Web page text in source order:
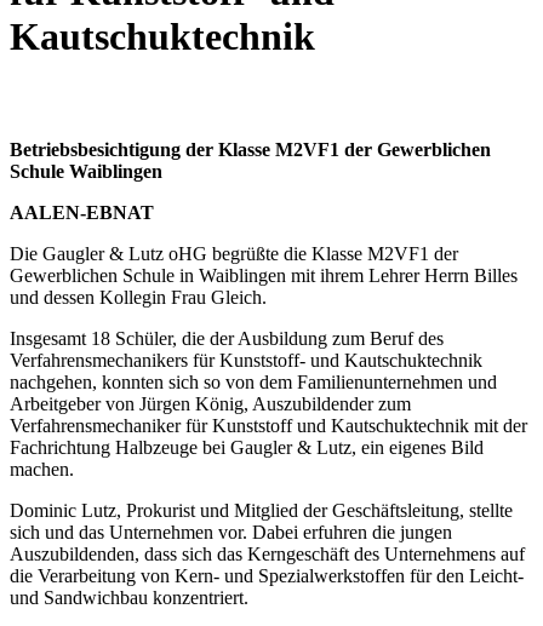
Kautschuktechnik
Betriebsbesichtigung der Klasse M2VF1 der Gewerblichen
Schule Waiblingen
AALEN-EBNAT
Die Gaugler & Lutz oHG begrüßte die Klasse M2VF1 der
Gewerblichen Schule in Waiblingen mit ihrem Lehrer Herrn Billes
und dessen Kollegin Frau Gleich.
Insgesamt 18 Schüler, die der Ausbildung zum Beruf des
Verfahrensmechanikers für Kunststoff- und Kautschuktechnik
nachgehen, konnten sich so von dem Familienunternehmen und
Arbeitgeber von Jürgen König, Auszubildender zum
Verfahrensmechaniker für Kunststoff und Kautschuktechnik mit der
Fachrichtung Halbzeuge bei Gaugler & Lutz, ein eigenes Bild
machen.
Dominic Lutz, Prokurist und Mitglied der Geschäftsleitung, stellte
sich und das Unternehmen vor. Dabei erfuhren die jungen
Auszubildenden, dass sich das Kerngeschäft des Unternehmens auf
die Verarbeitung von Kern- und Spezialwerkstoffen für den Leicht-
und Sandwichbau konzentriert.